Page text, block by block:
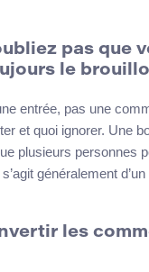
pas que
le
entrée, pas une
et quoi ignorer. Une
plusieurs personnes
généralement
les